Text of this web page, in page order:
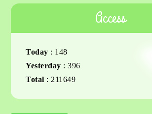
Access
Today : 148
Yesterday :396
Total : 211649